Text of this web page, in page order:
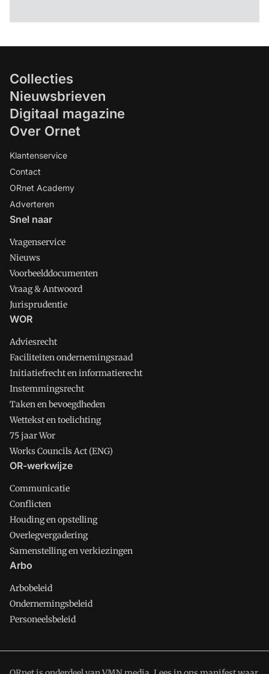
Collecties
Nieuwsbrieven
Digitaal magazine
Over Ornet
Klantenservice
Contact
ORnet Academy
Adverteren
Snel naar
Vragenservice
Nieuws
Voorbeelddocumenten
Vraag & Antwoord
Jurisprudentie
WOR
Adviesrecht
Faciliteiten ondernemingsraad
Initiatiefrecht en informatierecht
Instemmingsrecht
Taken en bevoegdheden
Wettekst en toelichting
75 jaar Wor
Works Councils Act (ENG)
OR-werkwijze
Communicatie
Conflicten
Houding en opstelling
Overlegvergadering
Samenstelling en verkiezingen
Arbo
Arbobeleid
Ondernemingsbeleid
Personeelsbeleid